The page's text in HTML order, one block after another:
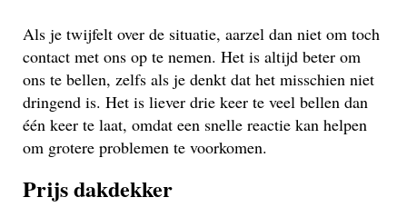
Als je twijfelt over de situatie, aarzel dan niet om toch
contact met ons op te nemen. Het is altijd beter om
ons te bellen, zelfs als je denkt dat het misschien niet
dringend is. Het is liever drie keer te veel bellen dan
één keer te laat, omdat een snelle reactie kan helpen
om grotere problemen te voorkomen.
Prijs dakdekker